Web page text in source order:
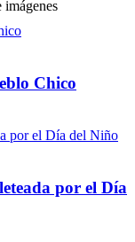
Chico
por el Día